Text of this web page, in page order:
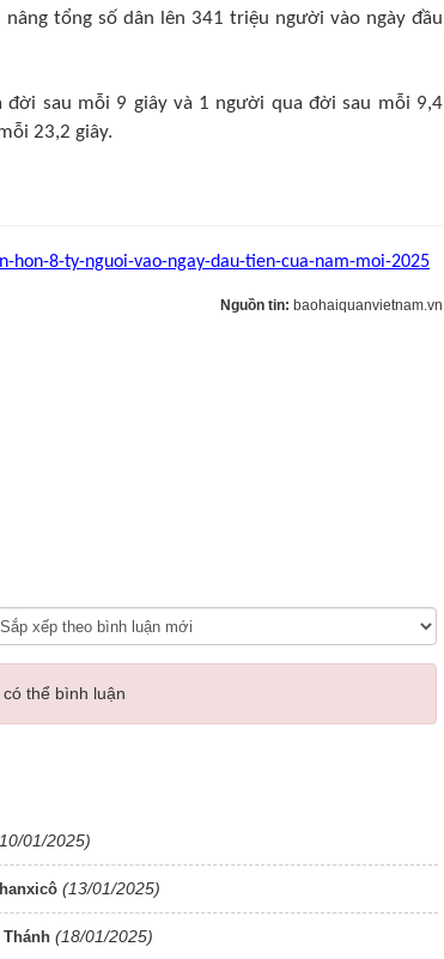
tổng số dân lên 341 triệu người vào ngày đầu
sau mỗi 9 giây và 1 người qua đời sau mỗi 9,4
23,2 giây.
8-ty-nguoi-vao-ngay-dau-tien-cua-nam-moi-2025
Nguồn tin: baohaiquanvietnam.vn
có thể bình luận
01/2025)
(13/01/2025)
(18/01/2025)